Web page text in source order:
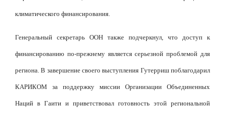
климатического финансирования.
Генеральный секретарь ООН также подчеркнул, что доступ к
финансированию по-прежнему является серьезной проблемой для
региона. В завершение своего выступления Гутерриш поблагодарил
КАРИКОМ за поддержку миссии Организации Объединенных
Наций в Гаити и приветствовал готовность этой региональной